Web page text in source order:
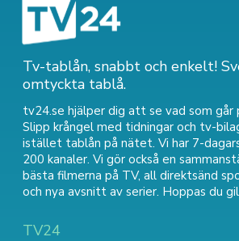
Tv-tablån, snabbt och enkelt!
omtyckta tablå.
tv24.se hjälper dig att se vad som går
Slipp krångel med tidningar och tv-
istället tablån på nätet. Vi har 7-
200 kanaler. Vi gör också en
bästa filmerna på TV, all direktsänd
och nya avsnitt av serier. Hoppas du
TV24